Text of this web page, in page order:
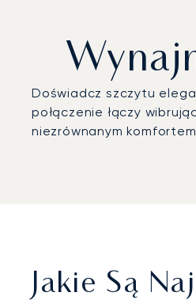
Doświadcz szczytu
połączenie łączy
niezrównanym
Jakie Są